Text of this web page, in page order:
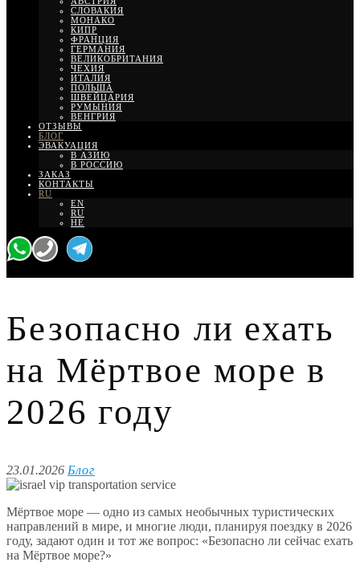
СЛОВАКИЯ
МОНАКО
КИПР
ФРАНЦИЯ
ГЕРМАНИЯ
ВЕЛИКОБРИТАНИЯ
ЧЕХИЯ
ИТАЛИЯ
ПОЛЬША
ШВЕЙЦАРИЯ
РУМЫНИЯ
ВЕНГРИЯ
ОТЗЫВЫ
БЛОГ
ЭВАКУАЦИЯ
В АЗИЮ
В РОССИЮ
ЗАКАЗ
КОНТАКТЫ
RU
EN
RU
HE
Безопасно ли ехать
на Мёртвое море в
2026 году
23.01.2026 Блог
Мёртвое море — одно из самых необычных туристических
направлений в мире, и многие люди, планируя поездку в 2026
году, задают один и тот же вопрос: «Безопасно ли сейчас ехать
на Мёртвое море?»